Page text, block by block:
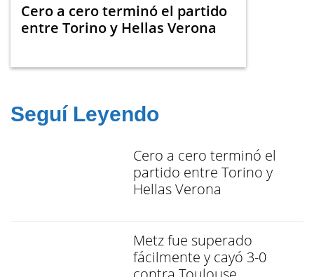
Cero a cero terminó el partido
entre Torino y Hellas Verona
Seguí Leyendo
Cero a cero terminó el
partido entre Torino y
Hellas Verona
Metz fue superado
fácilmente y cayó 3-0